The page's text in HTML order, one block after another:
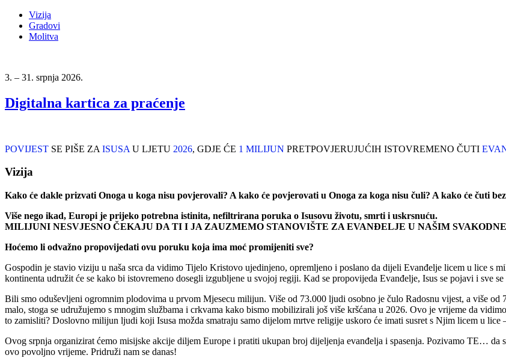
Vizija
Gradovi
Molitva
3. – 31. srpnja 2026.
Digitalna kartica za praćenje
POVIJEST SE PIŠE ZA ISUSA U LJETU 2026, GDJE ĆE 1 MILIJUN PRETPOVJERUJUĆIH ISTOVREMENO ČUTI
Vizija
Kako će dakle prizvati Onoga u koga nisu povjerovali? A kako će povjerovati u Onoga za koga nisu čuli? A kako će čuti
Više nego ikad, Europi je prijeko potrebna istinita, nefiltrirana poruka o Isusovu životu, smrti i uskrsnuću.
MILIJUNI NESVJESNO ČEKAJU DA TI I JA ZAUZMEMO STANOVIŠTE ZA EVANĐELJE U NAŠIM
Hoćemo li odvažno propovijedati ovu poruku koja ima moć promijeniti sve?
Gospodin je stavio viziju u naša srca da vidimo Tijelo Kristovo ujedinjeno, opremljeno i poslano da dijeli Evanđelje licem u lice s
kontinenta udružit će se kako bi istovremeno dosegli izgubljene u svojoj regiji. Kad se propovijeda Evanđelje, Isus se pojavi i sve se
Bili smo oduševljeni ogromnim plodovima u prvom Mjesecu milijun. Više od 73.000 ljudi osobno je čulo Radosnu vijest, a više
malo, stoga se udružujemo s mnogim službama i crkvama kako bismo mobilizirali još više kršćana u 2026. Ovo je vrijeme da
to zamisliti? Doslovno milijun ljudi koji Isusa možda smatraju samo dijelom mrtve religije uskoro će imati susret s Njim licem u lice
Ovog srpnja organizirat ćemo misijske akcije diljem Europe i pratiti ukupan broj dijeljenja evanđelja i spasenja. Pozivamo TE… da
ovo povoljno vrijeme. Pridruži nam se danas!